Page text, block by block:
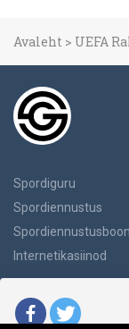
Avaleht > UEFA
Spordiguru
Spordiennustus
Internetikasiinod
Ärge Unustage